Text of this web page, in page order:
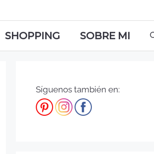
SHOPPING SOBRE MI
Síguenos también en: